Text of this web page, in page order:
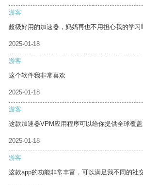
游客
超级好用的加速器，妈妈再也不用担心我的学习
2025-01-18
游客
这个软件我非常喜欢
2025-01-18
游客
这款加速器VPM应用程序可以给你提供全球覆盖
2025-01-18
游客
这款app的功能非常丰富，可以满足我不同的社